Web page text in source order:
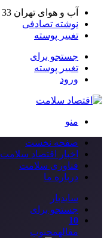
آب و هوای تهران 33
نوشته تصادفی
تغییر پوسته
جستجو برای
تغییر پوسته
ورود
منو
صفحه نخست
اخبار اقتصاد سلامت
فناوری سلامت
درباره ما
سایدبار
جستجو برای
10
مقالهمحبوب